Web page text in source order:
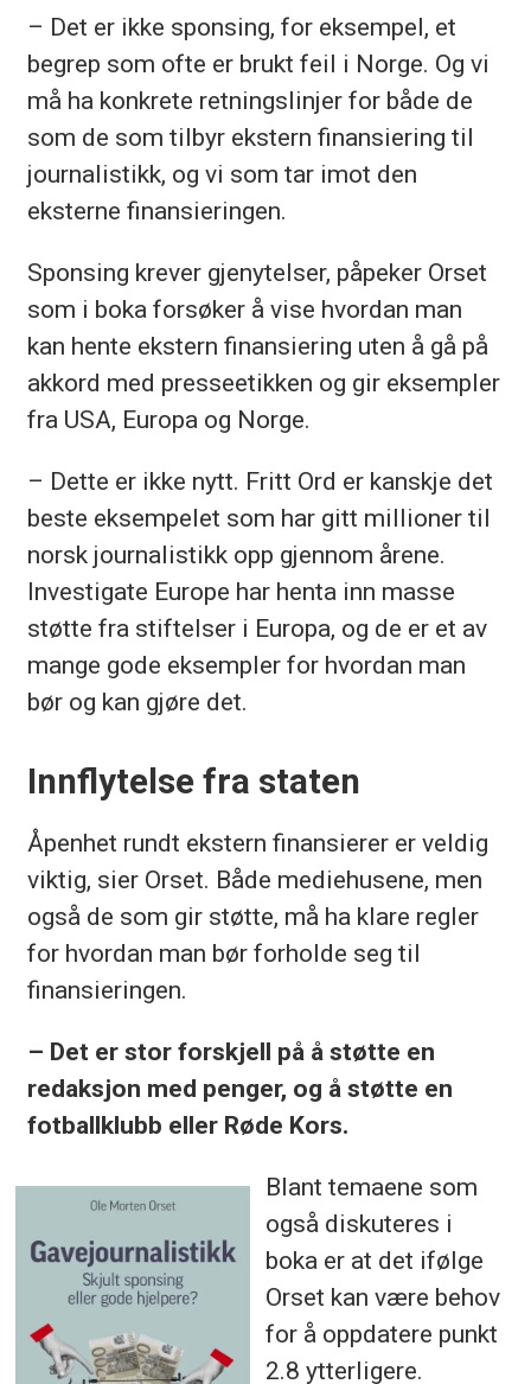
– Det er ikke sponsing, for eksempel, et
begrep som ofte er brukt feil i Norge. Og vi
må ha konkrete retningslinjer for både de
som de som tilbyr ekstern finansiering til
journalistikk, og vi som tar imot den
eksterne finansieringen.
Sponsing krever gjenytelser, påpeker Orset
som i boka forsøker å vise hvordan man
kan hente ekstern finansiering uten å gå på
akkord med presseetikken og gir eksempler
fra USA, Europa og Norge.
– Dette er ikke nytt. Fritt Ord er kanskje det
beste eksempelet som har gitt millioner til
norsk journalistikk opp gjennom årene.
Investigate Europe har henta inn masse
støtte fra stiftelser i Europa, og de er et av
mange gode eksempler for hvordan man
bør og kan gjøre det.
Innflytelse fra staten
Åpenhet rundt ekstern finansierer er veldig
viktig, sier Orset. Både mediehusene, men
også de som gir støtte, må ha klare regler
for hvordan man bør forholde seg til
finansieringen.
– Det er stor forskjell på å støtte en
redaksjon med penger, og å støtte en
fotballklubb eller Røde Kors.
Blant temaene som
også diskuteres i
boka er at det ifølge
Orset kan være behov
for å oppdatere punkt
2.8 ytterligere.